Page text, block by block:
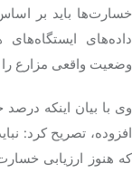
خسارت‌ها باید بر
داده‌های
وضعیت واقعی مزارع
وی با بیان اینکه
افزوده، تصریح کرد:
که هنوز ارزیابی